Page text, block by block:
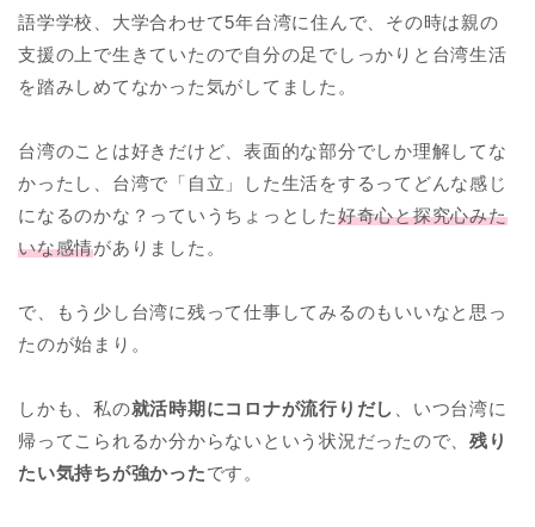
語学学校、大学合わせて5年台湾に住んで、その時は親の
支援の上で生きていたので自分の足でしっかりと台湾生活
を踏みしめてなかった気がしてました。
台湾のことは好きだけど、表面的な部分でしか理解してな
かったし、台湾で「自立」した生活をするってどんな感じ
になるのかな？っていうちょっとした好奇心と探究心みた
いな感情がありました。
で、もう少し台湾に残って仕事してみるのもいいなと思っ
たのが始まり。
しかも、私の就活時期にコロナが流行りだし
、いつ台湾に
帰ってこられるか分からないという状況だったので、残り
たい気持ちが強かったです。